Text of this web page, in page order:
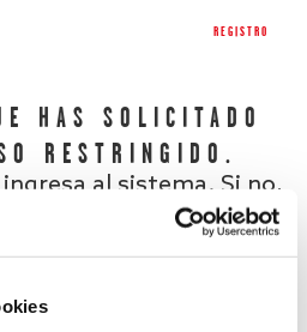
REGISTRO
HAS SOLICITADO
RESTRINGIDO.
al sistema. Si no,